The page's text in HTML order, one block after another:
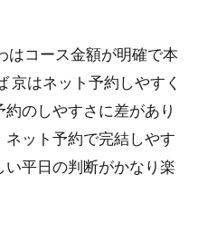
はコース金額が明確で本
京はネット予約しやすく
のしやすさに差があり
ネット予約で完結しやす
平日の判断がかなり楽